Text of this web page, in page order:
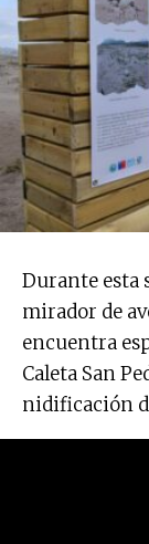
Durante esta
mirador de
encuentra
Caleta San
nidificación